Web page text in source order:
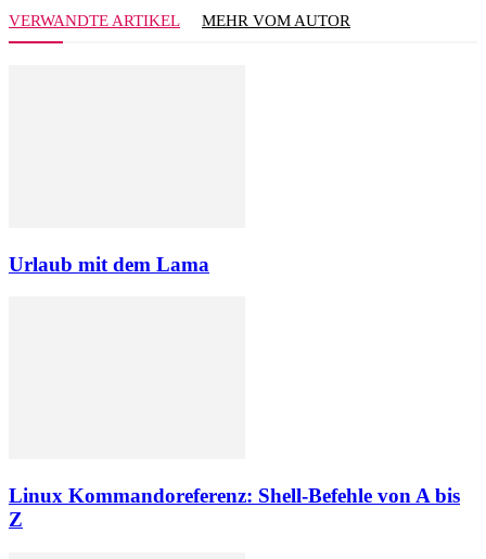
VERWANDTE ARTIKEL MEHR VOM AUTOR
Urlaub mit dem Lama
Linux Kommandoreferenz: Shell-Befehle von A bis
Z